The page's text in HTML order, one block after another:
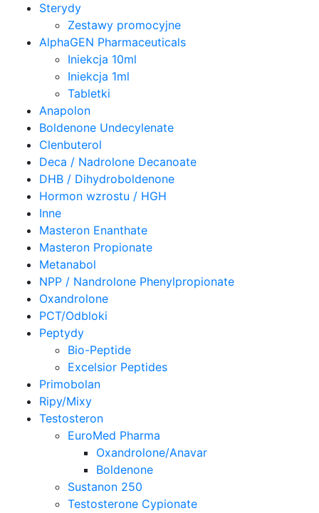
Sterydy
Zestawy promocyjne
AlphaGEN Pharmaceuticals
Iniekcja 10ml
Iniekcja 1ml
Tabletki
Anapolon
Boldenone Undecylenate
Clenbuterol
Deca / Nadrolone Decanoate
DHB / Dihydroboldenone
Hormon wzrostu / HGH
Inne
Masteron Enanthate
Masteron Propionate
Metanabol
NPP / Nandrolone Phenylpropionate
Oxandrolone
PCT/Odbloki
Peptydy
Bio-Peptide
Excelsior Peptides
Primobolan
Ripy/Mixy
Testosteron
EuroMed Pharma
Oxandrolone/Anavar
Boldenone
Sustanon 250
Testosterone Cypionate